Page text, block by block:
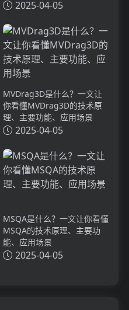
2025-04-05
MVDrag3D是什么？一文让
你看懂MVDrag3D的技术原
理、主要功能、应用场景
2025-04-05
MSQA是什么？一文让你看懂
MSQA的技术原理、主要功
能、应用场景
2025-04-05